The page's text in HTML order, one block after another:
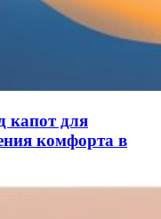
капот для
комфорта в